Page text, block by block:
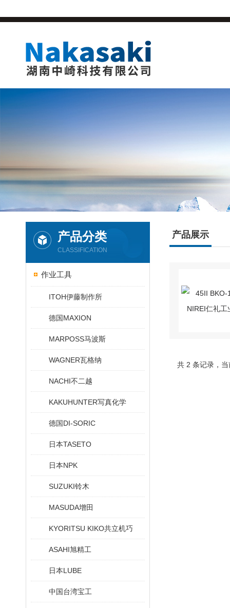
产品分类
CLASSIFICATION
作业工具
ITOH伊藤制作所
德国MAXION
MARPOSS马波斯
WAGNER瓦格纳
NACHI不二越
KAKUHUNTER写真化学
德国DI-SORIC
日本TASETO
日本NPK
SUZUKI铃木
MASUDA增田
KYORITSU KIKO共立机巧
ASAHI旭精工
日本LUBE
中国台湾宝工
产品展示
共 2 条记录，